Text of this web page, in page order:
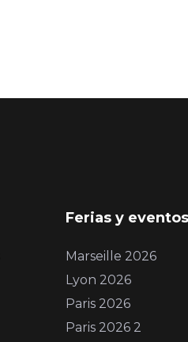
Ferias y eventos
Marseille 2026
Lyon 2026
Paris 2026
Paris 2026 2